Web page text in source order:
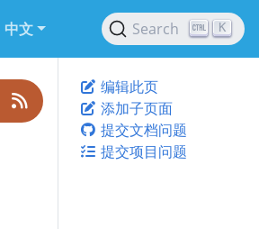
中文 Search K
编辑此页
添加子页面
提交文档问题
提交项目问题